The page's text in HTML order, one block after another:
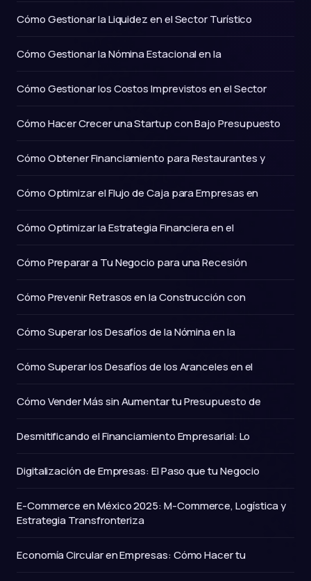
Cómo Gestionar la Liquidez en el Sector Turístico
Cómo Gestionar la Nómina Estacional en la
Cómo Gestionar los Costos Imprevistos en el Sector
Cómo Hacer Crecer una Startup con Bajo Presupuesto
Cómo Obtener Financiamiento para Restaurantes y
Cómo Optimizar el Flujo de Caja para Empresas en
Cómo Optimizar la Estrategia Financiera en el
Cómo Preparar a Tu Negocio para una Recesión
Cómo Prevenir Retrasos en la Construcción con
Cómo Superar los Desafíos de la Nómina en la
Cómo Superar los Desafíos de los Aranceles en el
Cómo Vender Más sin Aumentar tu Presupuesto de
Desmitificando el Financiamiento Empresarial: Lo
Digitalización de Empresas: El Paso que tu Negocio
E-Commerce en México 2025: M-Commerce, Logística y
Estrategia Transfronteriza
Economía Circular en Empresas: Cómo Hacer tu